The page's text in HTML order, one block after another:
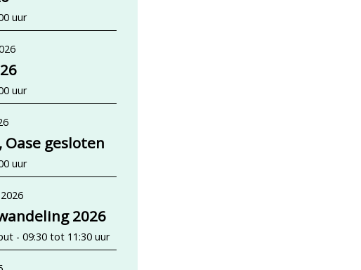
uur
uur
Oase gesloten
uur
2026
- 09:30 tot 11:30 uur